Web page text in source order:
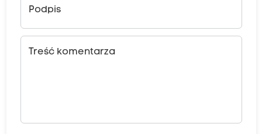
Podpis
Treść komentarza